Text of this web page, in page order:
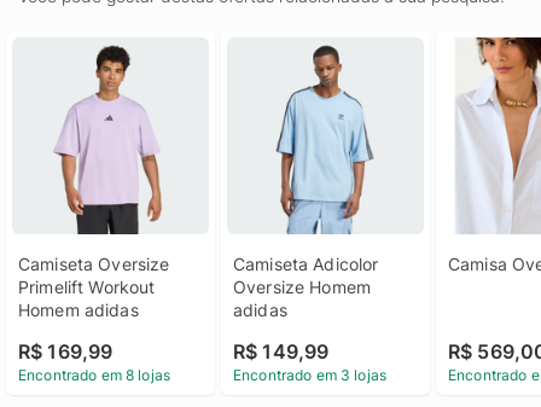
Camiseta Oversize
Primelift Workout
Homem adidas
R$ 169,99
Encontrado em 8 lojas
Camiseta Adicolor
Oversize Homem
adidas
R$ 149,99
Encontrado em 3 lojas
Camisa
R$
Encontrado